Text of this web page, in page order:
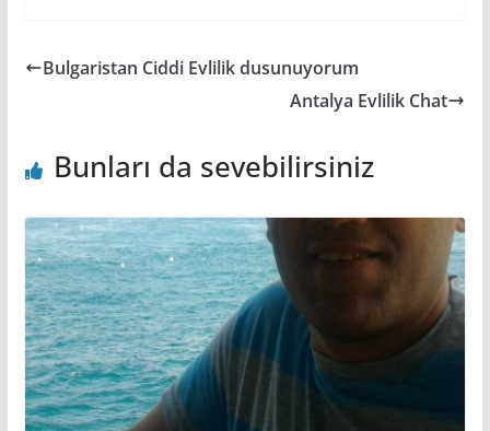
Bulgaristan Ciddi Evlilik dusunuyorum
Antalya Evlilik Chat
Bunları da sevebilirsiniz